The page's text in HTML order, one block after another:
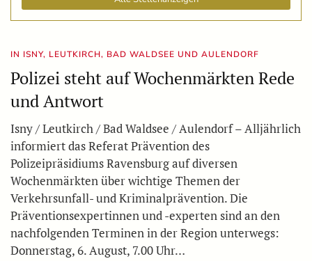
IN ISNY, LEUTKIRCH, BAD WALDSEE UND AULENDORF
Polizei steht auf Wochenmärkten Rede
und Antwort
Isny / Leutkirch / Bad Waldsee / Aulendorf – Alljährlich
informiert das Referat Prävention des
Polizeipräsidiums Ravensburg auf diversen
Wochenmärkten über wichtige Themen der
Verkehrsunfall- und Kriminalprävention. Die
Präventionsexpertinnen und -experten sind an den
nachfolgenden Terminen in der Region unterwegs:
Donnerstag, 6. August, 7.00 Uhr…